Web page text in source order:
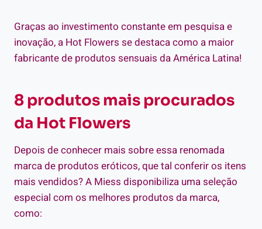
Graças ao investimento constante em pesquisa e
inovação, a Hot Flowers se destaca como a maior
fabricante de produtos sensuais da América Latina!
8 produtos mais procurados
da Hot Flowers
Depois de conhecer mais sobre essa renomada
marca de produtos eróticos, que tal conferir os itens
mais vendidos? A Miess disponibiliza uma seleção
especial com os melhores produtos da marca,
como: